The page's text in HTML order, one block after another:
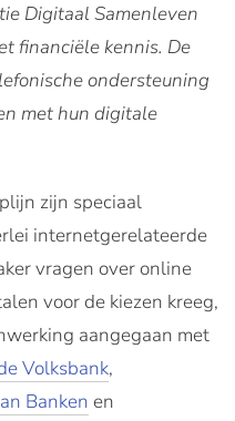
Digitaal Samenleven
financiële kennis. De
ondersteuning
met hun digitale
zijn speciaal
internetgerelateerde
vragen over online
voor de kiezen kreeg,
aangegaan met
Volksbank,
Banken en